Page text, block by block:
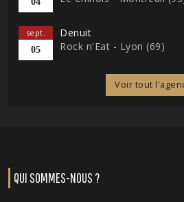
sept.
05
Denuit
Rock n'Eat - Lyon (69)
Voir tout
QUI SOMMES-NOUS ?